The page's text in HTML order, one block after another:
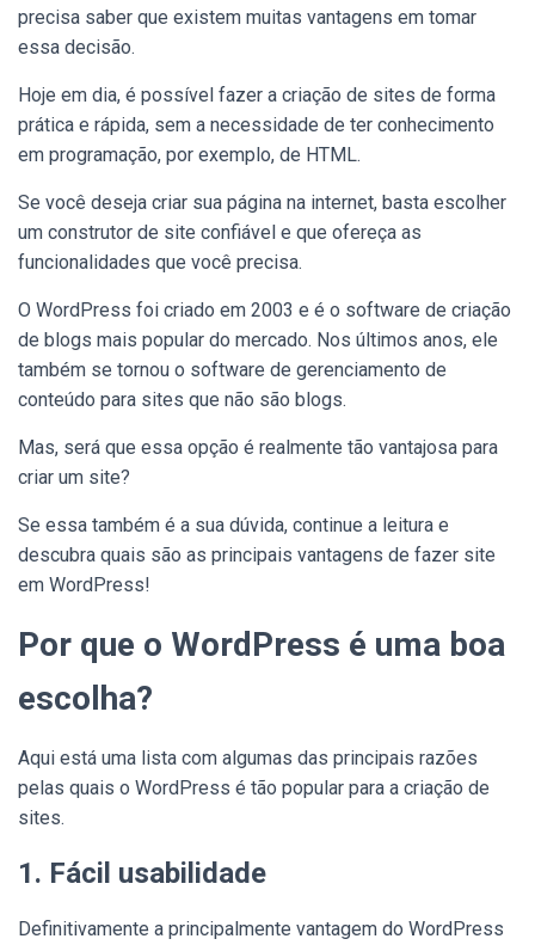
precisa saber que existem muitas vantagens em tomar
essa decisão.
Hoje em dia, é possível fazer a criação de sites de forma
prática e rápida, sem a necessidade de ter conhecimento
em programação, por exemplo, de HTML.
Se você deseja criar sua página na internet, basta escolher
um construtor de site confiável e que ofereça as
funcionalidades que você precisa.
O WordPress foi criado em 2003 e é o software de criação
de blogs mais popular do mercado. Nos últimos anos, ele
também se tornou o software de gerenciamento de
conteúdo para sites que não são blogs.
Mas, será que essa opção é realmente tão vantajosa para
criar um site?
Se essa também é a sua dúvida, continue a leitura e
descubra quais são as principais vantagens de fazer site
em WordPress!
Por que o WordPress é uma boa
escolha?
Aqui está uma lista com algumas das principais razões
pelas quais o WordPress é tão popular para a criação de
sites.
1. Fácil usabilidade
Definitivamente a principalmente vantagem do WordPress